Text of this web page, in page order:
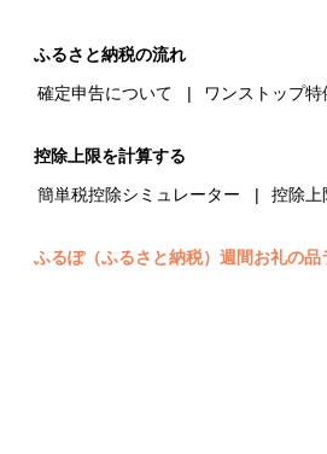
ふるさと納税の流れ
確定申告について
ワンストップ
控除上限を計算する
簡単税控除シミュレーター
控除上
ふるぽ（ふるさと納税）週間お礼の品